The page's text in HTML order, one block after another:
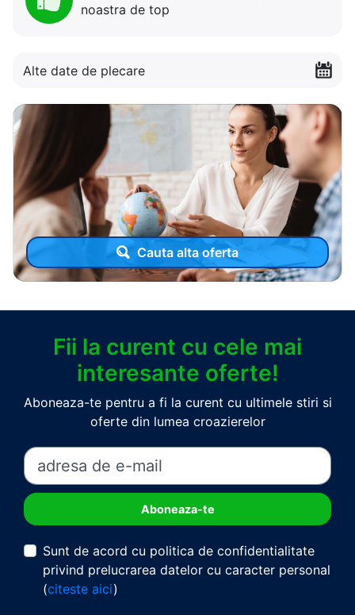
noastra de top
Alte date de plecare
Cauta alta oferta
Fii la curent cu cele mai
interesante oferte!
Aboneaza-te pentru a fi la curent cu ultimele stiri si
oferte din lumea croazierelor
Sunt de acord cu politica de confidentialitate
privind prelucrarea datelor cu caracter personal
(citeste aici)